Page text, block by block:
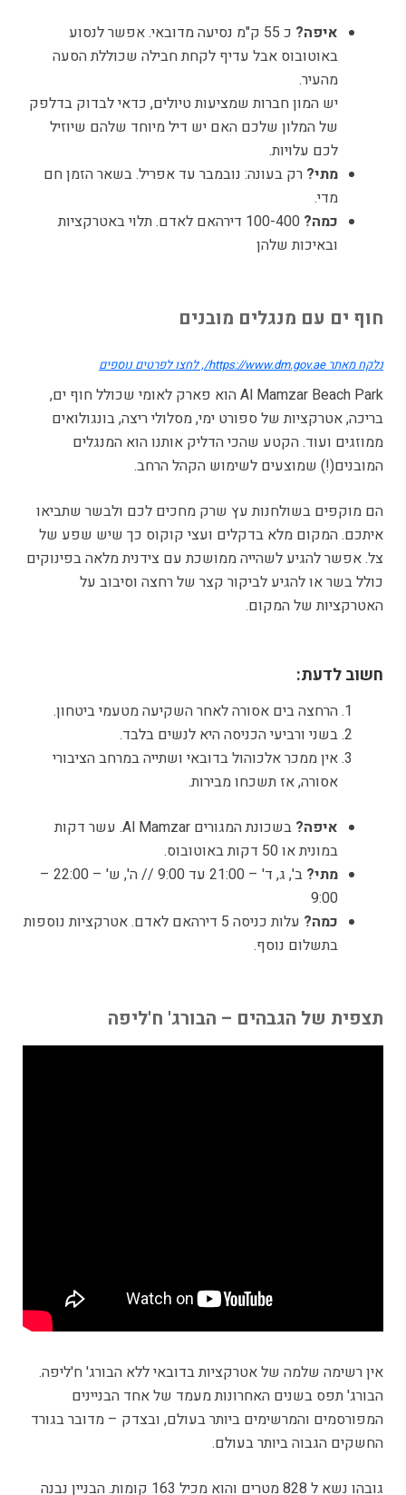
איפה?
כ 55 ק"מ נסיעה מדובאי. אפשר לנסוע
באוטובוס אבל עדיף לקחת חבילה שכוללת הסעה
מהעיר.
יש המון חברות שמציעות טיולים, כדאי לבדוק בדלפק
של המלון שלכם האם יש דיל מיוחד שלהם שיוזיל
לכם עלויות.
מתי?רק בעונה: נובמבר עד אפריל. בשאר הזמן חם
מדי.
כמה?
100-400 דירהאם לאדם. תלוי באטרקציות
ובאיכות שלהן
חוף ים עם מנגלים מובנים
נלקח מאתר https://www.dm.gov.ae/, לחצו לפרטים נוספים
Al Mamzar Beach Park הוא פארק לאומי שכולל חוף ים,
בריכה, אטרקציות של ספורט ימי, מסלולי ריצה, בונגולואים
ממוזגים ועוד. הקטע שהכי הדליק אותנו הוא המנגלים
המובנים(!) שמוצעים לשימוש הקהל הרחב.
הם מוקפים בשולחנות עץ שרק מחכים לכם ולבשר שתביאו
איתכם. המקום מלא בדקלים ועצי קוקוס כך שיש שפע של
צל. אפשר להגיע לשהייה ממושכת עם צידנית מלאה בפינוקים
כולל בשר או להגיע לביקור קצר של רחצה וסיבוב על
האטרקציות של המקום.
חשוב לדעת:
הרחצה בים אסורה לאחר השקיעה מטעמי ביטחון.
בשני ורביעי הכניסה היא לנשים בלבד.
אין ממכר אלכוהול בדובאי ושתייה במרחב הציבורי
אסורה, אז תשכחו מבירות.
איפה?
בשכונת המגורים Al Mamzar. עשר דקות
במונית או 50 דקות באוטובוס.
מתי?
ב', ג, ד' – 21:00 עד 9:00 // ה', ש' – 22:00 –
9:00
כמה?
עלות כניסה 5 דירהאם לאדם. אטרקציות נוספות
בתשלום נוסף.
תצפית של הגבהים – הבורג' ח'ליפה
אין רשימה שלמה של אטרקציות בדובאי ללא הבורג' ח'ליפה.
הבורג' תפס בשנים האחרונות מעמד של אחד הבניינים
המפורסמים והמרשימים ביותר בעולם, ובצדק – מדובר בגורד
החשקים הגבוה ביותר בעולם.
גובהו נשא ל 828 מטרים והוא מכיל 163 קומות. הבניין נבנה